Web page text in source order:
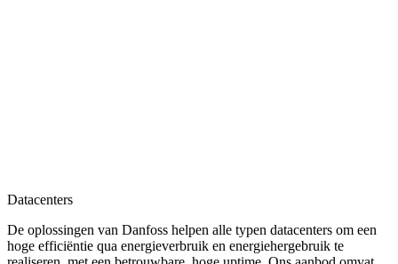
Datacenters
De oplossingen van Danfoss helpen alle typen datacenters om een
hoge efficiëntie qua energieverbruik en energiehergebruik te